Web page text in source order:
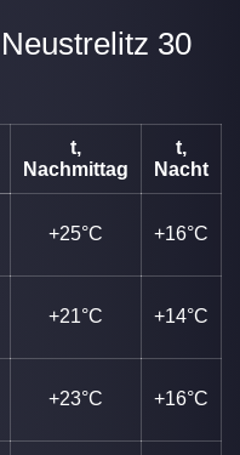
t,
Nachmittag
t,
Nacht
+25°C +16°C
+21°C +14°C
+23°C +16°C